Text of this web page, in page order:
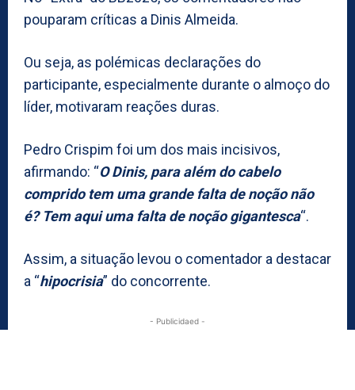
pouparam críticas a Dinis Almeida.
Ou seja, as polémicas declarações do
participante, especialmente durante o almoço do
líder, motivaram reações duras.
Pedro Crispim foi um dos mais incisivos,
afirmando: “O Dinis, para além do cabelo
comprido tem uma grande falta de noção não
é? Tem aqui uma falta de noção gigantesca“.
Assim, a situação levou o comentador a destacar
a “hipocrisia” do concorrente.
- Publicidaed -